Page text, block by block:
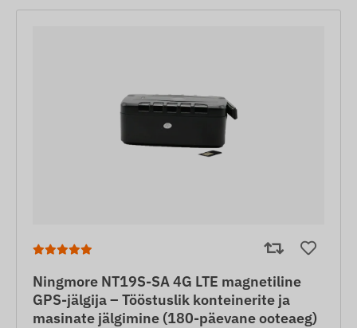
Ningmore NT19S-SA 4G LTE magnetiline
GPS-jälgija – Tööstuslik konteinerite ja
masinate jälgimine (180-päevane ooteaeg)